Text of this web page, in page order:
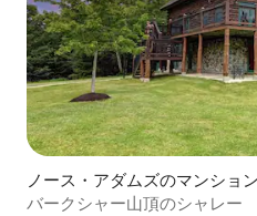
ノース・アダムズのマンショ
バークシャー山頂のシャレー